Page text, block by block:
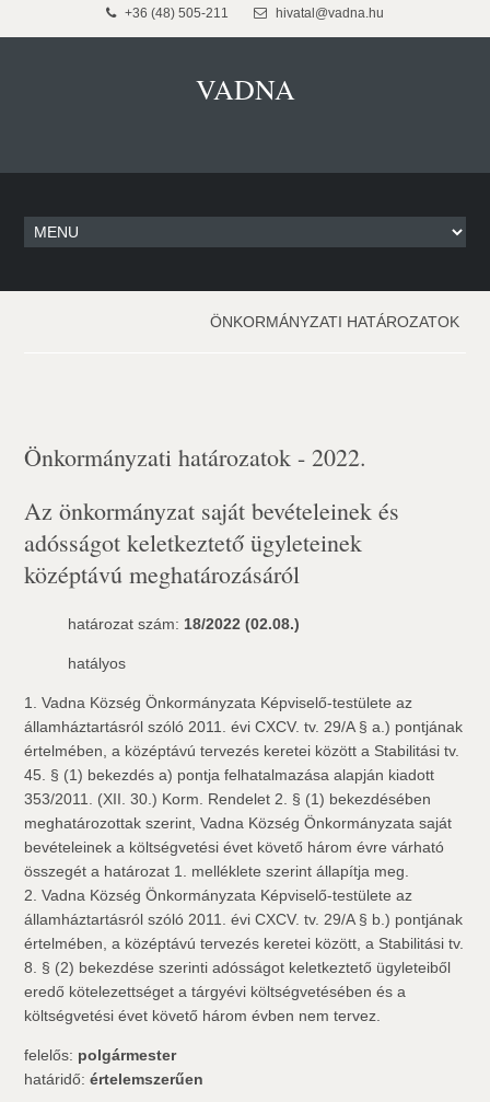
+36 (48) 505-211 hivatal@vadna.hu
VADNA
ÖNKORMÁNYZATI HATÁROZATOK
Önkormányzati határozatok - 2022.
Az önkormányzat saját bevételeinek és
adósságot keletkeztető ügyleteinek
középtávú meghatározásáról
határozat szám: 18/2022 (02.08.)
hatályos
1. Vadna Község Önkormányzata Képviselő-testülete az
államháztartásról szóló 2011. évi CXCV. tv. 29/A § a.) pontjának
értelmében, a középtávú tervezés keretei között a Stabilitási tv.
45. § (1) bekezdés a) pontja felhatalmazása alapján kiadott
353/2011. (XII. 30.) Korm. Rendelet 2. § (1) bekezdésében
meghatározottak szerint, Vadna Község Önkormányzata saját
bevételeinek a költségvetési évet követő három évre várható
összegét a határozat 1. melléklete szerint állapítja meg.
2. Vadna Község Önkormányzata Képviselő-testülete az
államháztartásról szóló 2011. évi CXCV. tv. 29/A § b.) pontjának
értelmében, a középtávú tervezés keretei között, a Stabilitási tv.
8. § (2) bekezdése szerinti adósságot keletkeztető ügyleteiből
eredő kötelezettséget a tárgyévi költségvetésében és a
költségvetési évet követő három évben nem tervez.
felelős: polgármester
határidő:értelemszerűen